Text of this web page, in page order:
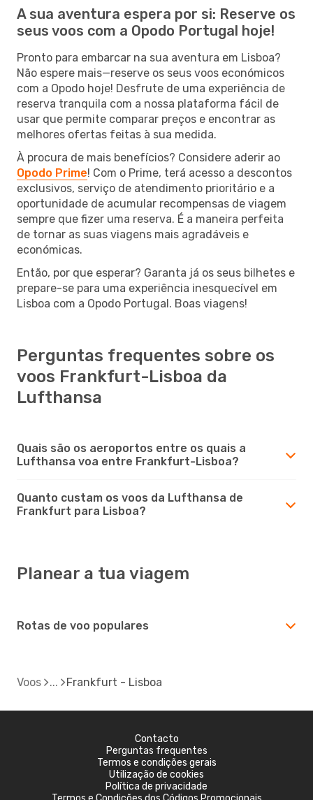
A sua aventura espera por si: Reserve os
seus voos com a Opodo Portugal hoje!
Pronto para embarcar na sua aventura em Lisboa?
Não espere mais—reserve os seus voos económicos
com a Opodo hoje! Desfrute de uma experiência de
reserva tranquila com a nossa plataforma fácil de
usar que permite comparar preços e encontrar as
melhores ofertas feitas à sua medida.
À procura de mais benefícios? Considere aderir ao
Opodo Prime! Com o Prime, terá acesso a descontos
exclusivos, serviço de atendimento prioritário e a
oportunidade de acumular recompensas de viagem
sempre que fizer uma reserva. É a maneira perfeita
de tornar as suas viagens mais agradáveis e
económicas.
Então, por que esperar? Garanta já os seus bilhetes e
prepare-se para uma experiência inesquecível em
Lisboa com a Opodo Portugal. Boas viagens!
Perguntas frequentes sobre os
voos Frankfurt-Lisboa da
Lufthansa
Quais são os aeroportos entre os quais a
Lufthansa voa entre Frankfurt-Lisboa?
Quanto custam os voos da Lufthansa de
Frankfurt para Lisboa?
Planear a tua viagem
Rotas de voo populares
Voos Frankfurt - Lisboa
Contacto
Perguntas frequentes
Termos e condições gerais
Utilização de cookies
Política de privacidade